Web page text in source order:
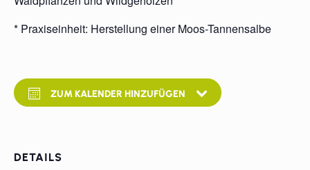
* Praxiseinheit: Herstellung einer Moos-Tannensalbe
ZUM KALENDER HINZUFÜGEN
DETAILS